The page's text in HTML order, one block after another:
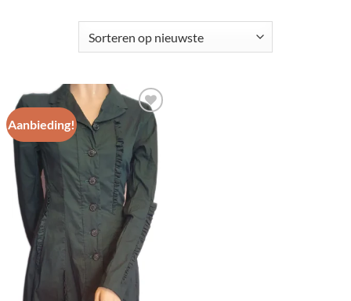
Aanbieding!
Toevoegen
wenslijst